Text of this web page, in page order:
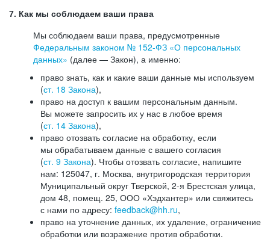
7. Как мы соблюдаем ваши права
Мы соблюдаем ваши права, предусмотренные
Федеральным законом № 152-ФЗ «О персональных
данных» (далее — Закон), а именно:
право знать, как и какие ваши данные мы используем
(ст. 18 Закона),
право на доступ к вашим персональным данным.
Вы можете запросить их у нас в любое время
(ст. 14 Закона),
право отозвать согласие на обработку, если
мы обрабатываем данные с вашего согласия
(ст. 9 Закона). Чтобы отозвать согласие, напишите
нам: 125047, г. Москва, внутригородская территория
Муниципальный округ Тверской, 2-я Брестская улица,
дом 48, помещ. 25, ООО «Хэдхантер» или свяжитесь
с нами по адресу: feedback@hh.ru,
право на уточнение данных, их удаление, ограничение
обработки или возражение против обработки.